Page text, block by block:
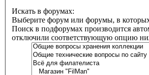
Искать в форумах:
Выберите форум или форумы, в
Поиск в подфорумах производится
отключили соответствующую опцию